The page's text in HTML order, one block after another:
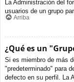
La Administración del
usuarios de un grupo
Arriba
¿Qué es un
Si es miembro de más
"predeterminado" para
defecto en su perfil. La